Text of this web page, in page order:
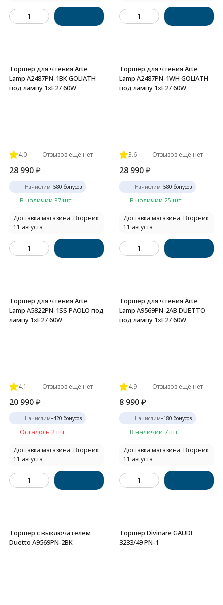
Торшер для чтения Arte
Lamp A2487PN-1BK GOLIATH
под лампу 1xE27 60W
4.0 Отзывов ещё нет
28 990₽
Начислим+580 бонусов
В наличии 37 шт.
Доставка магазина: Вторник
11 августа
Торшер для чтения Arte
Lamp A2487PN-1WH GOLIATH
под лампу 1xE27 60W
3.6 Отзывов ещё нет
28 990₽
Начислим+580 бонусов
В наличии 25 шт.
Доставка магазина: Вторник
11 августа
Торшер для чтения Arte
Lamp A5822PN-1SS PAOLO под
лампу 1xE27 60W
4.1 Отзывов ещё нет
20 990₽
Начислим+420 бонусов
Осталось 2 шт.
Доставка магазина: Вторник
11 августа
Торшер для чтения Arte
Lamp A9569PN-2AB DUETTO
под лампу 1xE27 60W
4.9 Отзывов ещё нет
8 990₽
Начислим+180 бонусов
В наличии 7 шт.
Доставка магазина: Вторник
11 августа
Торшер с выключателем
Duetto A9569PN-2BK
Торшер Divinare GAUDI
3233/49 PN-1